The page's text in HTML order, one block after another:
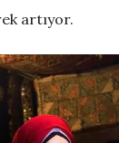
artıyor.